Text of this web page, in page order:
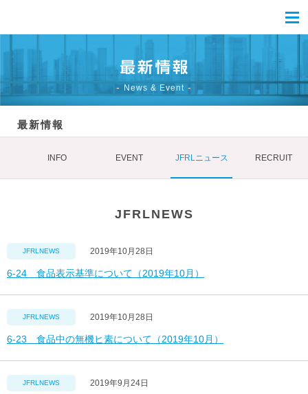
News & Event
最新情報
INFO EVENT JFRLニュース RECRUIT
JFRLNEWS
JFRLNEWS 2019年10月28日
6-24 食品表示基準について（2019年10月）
JFRLNEWS 2019年10月28日
6-23 食品中の無機ヒ素について（2019年10月）
JFRLNEWS 2019年9月24日